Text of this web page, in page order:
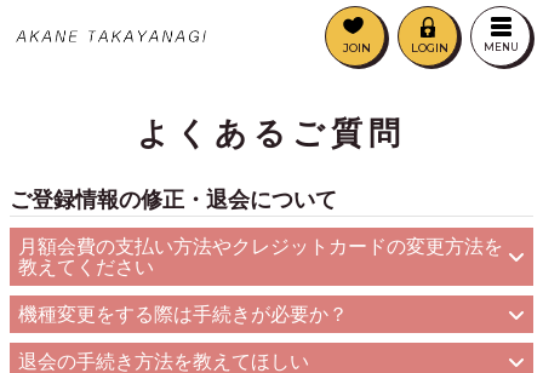
JOIN LOGIN MENU
よくあるご質問
ご登録情報の修正・退会について
月額会費の支払い方法やクレジットカードの変更方法を
教えてください
機種変更をする際は手続きが必要か？
退会の手続き方法を教えてほしい